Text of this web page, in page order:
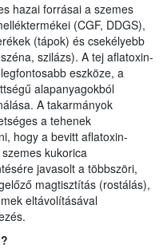
hazai forrásai a szemes
(CGF, DDGS),
(tápok) és csekélyebb
szilázs). A tej aflatoxin-
eszköze, a
alapanyagokból
A takarmányok
a tehenek
hogy a bevitt aflatoxin-
kukorica
javasolt a többszöri,
magtisztítás (rostálás),
eltávolításával